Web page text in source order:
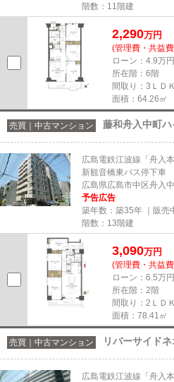
階数：11階建
2,290万円
(管理費・共益
ローン：4.9万
所在階：6階
間取り：3ＬＤＫ
面積：64.26㎡
売買｜中古マンション 藤和舟入中町ハ
広島電鉄江波線「舟入
新観音橋東バス停下車
広島県広島市中区舟入
予告広告
築年数：築35年 ｜販売
階数：13階建
3,090万円
(管理費・共益
ローン：6.5万
所在階：2階
間取り：2ＬＤＫ
面積：78.41㎡
売買｜中古マンション リバーサイドネ
広島電鉄江波線「舟入